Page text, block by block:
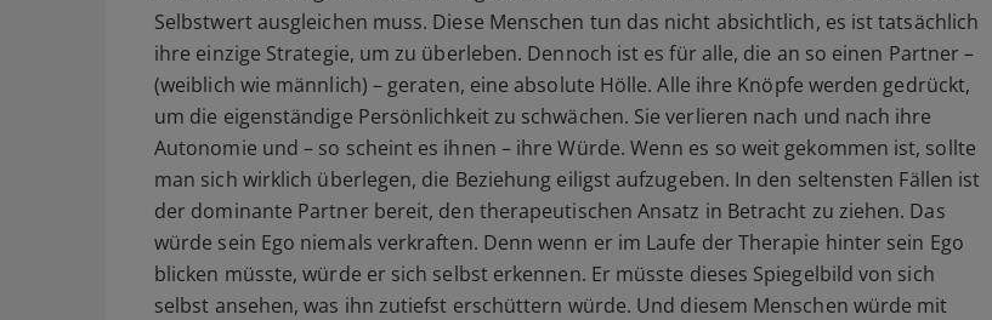
Selbstwert ausgleichen muss. Diese Menschen tun das nicht absichtlich, es ist tatsächlich
ihre einzige Strategie, um zu überleben. Dennoch ist es für alle, die an so einen Partner –
(weiblich wie männlich) – geraten, eine absolute Hölle. Alle ihre Knöpfe werden gedrückt,
um die eigenständige Persönlichkeit zu schwächen. Sie verlieren nach und nach ihre
Autonomie und – so scheint es ihnen – ihre Würde. Wenn es so weit gekommen ist, sollte
man sich wirklich überlegen, die Beziehung eiligst aufzugeben. In den seltensten Fällen ist
der dominante Partner bereit, den therapeutischen Ansatz in Betracht zu ziehen. Das
würde sein Ego niemals verkraften. Denn wenn er im Laufe der Therapie hinter sein Ego
blicken müsste, würde er sich selbst erkennen. Er müsste dieses Spiegelbild von sich
selbst ansehen, was ihn zutiefst erschüttern würde. Und diesem Menschen würde mit